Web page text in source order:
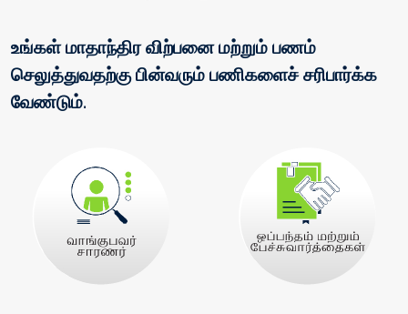
உங்கள் மாதாந்திர விற்பனை மற்றும் பணம்
செலுத்துவதற்கு பின்வரும் பணிகளைச் சரிபார்க்க
வேண்டும்.